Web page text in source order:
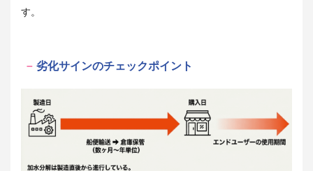
す。
劣化サインのチェックポイント